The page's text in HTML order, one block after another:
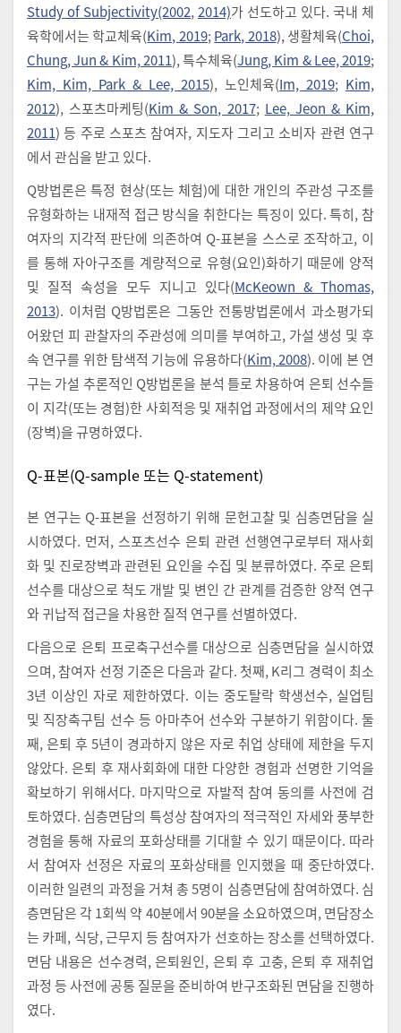
Study of Subjectivity(2002, 2014)가 선도하고 있다. 국내 체
육학에서는 학교체육(Kim, 2019; Park, 2018), 생활체육(Choi,
Chung, Jun & Kim, 2011), 특수체육(Jung, Kim & Lee, 2019;
Kim, Kim, Park & Lee, 2015), 노인체육(Im, 2019; Kim,
2012), 스포츠마케팅(Kim & Son, 2017; Lee, Jeon & Kim,
2011) 등 주로 스포츠 참여자, 지도자 그리고 소비자 관련 연구
에서 관심을 받고 있다.
Q방법론은 특정 현상(또는 체험)에 대한 개인의 주관성 구조를
유형화하는 내재적 접근 방식을 취한다는 특징이 있다. 특히, 참
여자의 지각적 판단에 의존하여 Q-표본을 스스로 조작하고, 이
를 통해 자아구조를 계량적으로 유형(요인)화하기 때문에 양적
및 질적 속성을 모두 지니고 있다(McKeown & Thomas,
2013). 이처럼 Q방법론은 그동안 전통방법론에서 과소평가되
어왔던 피 관찰자의 주관성에 의미를 부여하고, 가설 생성 및 후
속 연구를 위한 탐색적 기능에 유용하다(Kim, 2008). 이에 본 연
구는 가설 추론적인 Q방법론을 분석 틀로 차용하여 은퇴 선수들
이 지각(또는 경험)한 사회적응 및 재취업 과정에서의 제약 요인
(장벽)을 규명하였다.
Q-표본(Q-sample 또는 Q-statement)
본 연구는 Q-표본을 선정하기 위해 문헌고찰 및 심층면담을 실
시하였다. 먼저, 스포츠선수 은퇴 관련 선행연구로부터 재사회
화 및 진로장벽과 관련된 요인을 수집 및 분류하였다. 주로 은퇴
선수를 대상으로 척도 개발 및 변인 간 관계를 검증한 양적 연구
와 귀납적 접근을 차용한 질적 연구를 선별하였다.
다음으로 은퇴 프로축구선수를 대상으로 심층면담을 실시하였
으며, 참여자 선정 기준은 다음과 같다. 첫째, K리그 경력이 최소
3년 이상인 자로 제한하였다. 이는 중도탈락 학생선수, 실업팀
및 직장축구팀 선수 등 아마추어 선수와 구분하기 위함이다. 둘
째, 은퇴 후 5년이 경과하지 않은 자로 취업 상태에 제한을 두지
않았다. 은퇴 후 재사회화에 대한 다양한 경험과 선명한 기억을
확보하기 위해서다. 마지막으로 자발적 참여 동의를 사전에 검
토하였다. 심층면담의 특성상 참여자의 적극적인 자세와 풍부한
경험을 통해 자료의 포화상태를 기대할 수 있기 때문이다. 따라
서 참여자 선정은 자료의 포화상태를 인지했을 때 중단하였다.
이러한 일련의 과정을 거쳐 총 5명이 심층면담에 참여하였다. 심
층면담은 각 1회씩 약 40분에서 90분을 소요하였으며, 면담장소
는 카페, 식당, 근무지 등 참여자가 선호하는 장소를 선택하였다.
면담 내용은 선수경력, 은퇴원인, 은퇴 후 고충, 은퇴 후 재취업
과정 등 사전에 공통 질문을 준비하여 반구조화된 면담을 진행하
였다.